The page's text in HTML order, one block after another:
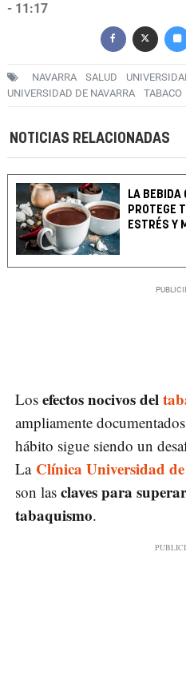
- 11:17
NAVARRA SALUD
UNIVERSIDAD DE NAVARRA
TABACO
NOTICIAS RELACIONADAS
LA BEBIDA
PROTEGE
ESTRÉS Y
Los efectos nocivos del
ampliamente
hábito sigue siendo un
La Clínica Universidad
son las claves para
tabaquismo.